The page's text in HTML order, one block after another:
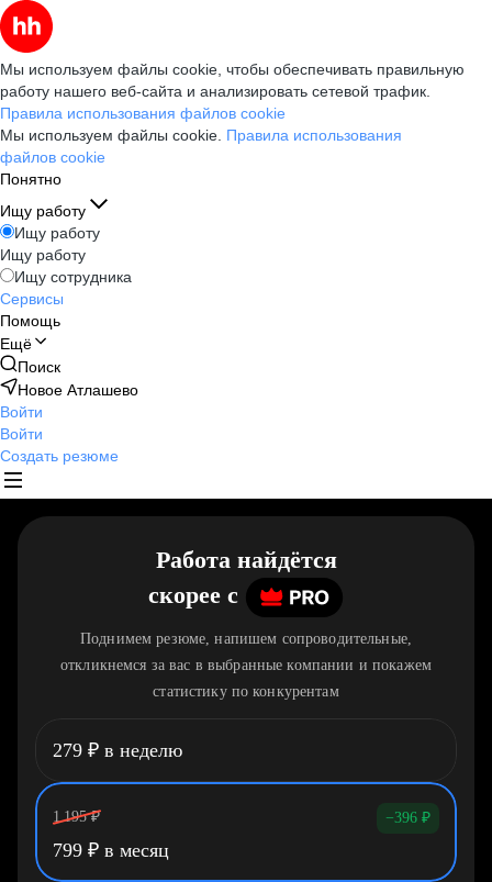
Мы используем файлы cookie, чтобы обеспечивать правильную
работу нашего веб-сайта и анализировать сетевой трафик.
Правила использования файлов cookie
Мы используем файлы cookie. Правила использования
файлов cookie
Понятно
Ищу работу
Ищу работу
Ищу работу
Ищу сотрудника
Сервисы
Помощь
Ещё
Поиск
Новое Атлашево
Войти
Войти
Создать резюме
Работа найдётся
скорее c
Поднимем резюме, напишем сопроводительные,
откликнемся за вас в выбранные компании и покажем
статистику по конкурентам
279 ₽ в неделю
1 195 ₽ −396 ₽
799 ₽ в месяц